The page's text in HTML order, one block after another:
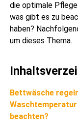
die optimale
was gibt es zu
haben?
um dieses Thema.
Bettwäsche
beachten?